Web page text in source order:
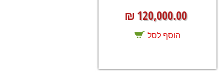
120,000.00
₪
הוסף לסל